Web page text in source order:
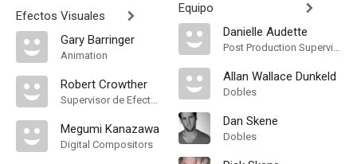
Efectos Visuales
Gary Barringer
Animation
Robert Crowther
Supervisor de Efectos Visuales
Megumi Kanazawa
Digital Compositors
Equipo
Danielle Audette
Post Production Supervisor
Allan Wallace Dunkeld
Dobles
Dan Skene
Dobles